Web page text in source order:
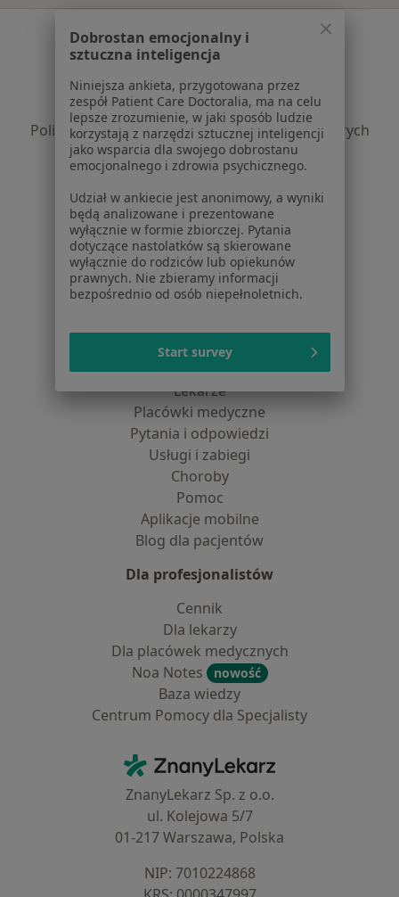
Serwis
Regulamin
Polityka prywatności pacjentów
Polityka prywatności profesjonalistów
Polityka prywatności dla profesjonalistów, których
dane pozyskaliśmy samodzielnie
Polityka cookies
Jak działają wyniki wyszukiwania
Dostępność
O nas
Praca Rekrutujemy!
Partnerzy
Centrum prasowe
Dla pacjentów
Lekarze
Placówki medyczne
Pytania i odpowiedzi
Usługi i zabiegi
Choroby
Pomoc
Aplikacje mobilne
Blog dla pacjentów
Dla profesjonalistów
Cennik
Dla lekarzy
Dla placówek medycznych
Noa Notes
nowość
Baza wiedzy
Centrum Pomocy dla Specjalisty
ZnanyLekarz - Strona główna
ZnanyLekarz Sp. z o.o.
ul. Kolejowa 5/7
01-217 Warszawa, Polska
NIP: ⁠7010224868
Dobrostan emocjonalny i
sztuczna inteligencja
Niniejsza ankieta, przygotowana przez
zespół Patient Care Doctoralia, ma na celu
lepsze zrozumienie, w jaki sposób ludzie
korzystają z narzędzi sztucznej inteligencji
jako wsparcia dla swojego dobrostanu
emocjonalnego i zdrowia psychicznego.
Udział w ankiecie jest anonimowy, a wyniki
będą analizowane i prezentowane
wyłącznie w formie zbiorczej. Pytania
dotyczące nastolatków są skierowane
wyłącznie do rodziców lub opiekunów
prawnych. Nie zbieramy informacji
bezpośrednio od osób niepełnoletnich.
Start survey